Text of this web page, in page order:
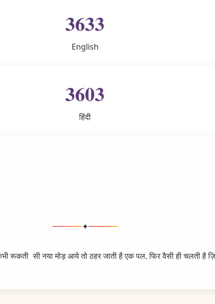
3633
English
3603
हिंदी
✦
सी नया मोड़ आये तो ठहर जाती है एक पल, फिर वैसी ही चलती है